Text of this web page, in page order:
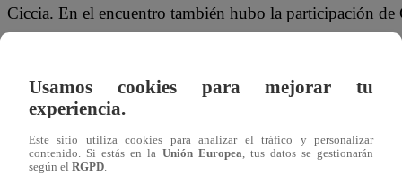
Ciccia. En el encuentro también hubo la participación de
Usamos cookies para mejorar tu
experiencia.
Este sitio utiliza cookies para analizar el tráfico y personalizar
contenido. Si estás en la Unión Europea, tus datos se gestionarán
según el RGPD.